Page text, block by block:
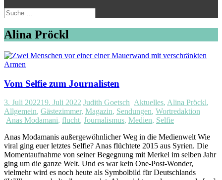
Suche
nach:
Alina Pröckl
Vom Selfie zum Journalisten
3. Juli 202219. Juli 2022 Judith Goetsch Aktuelles, Alina Pröckl,
Allgemein, Gästezimmer, Magazin, Sendungen, Wortredaktion
Anas Modamani, flucht, Journalismus, Medien, Selfie
Anas Modamanis außergewöhnlicher Weg in die Medienwelt Wie
viral ging euer letztes Selfie? Anas flüchtete 2015 aus Syrien. Die
Momentaufnahme von seiner Begegnung mit Merkel im selben Jahr
ging um die ganze Welt. Und es war kein One-Post-Wonder,
vielmehr wird es noch heute als Symbolbild für Deutschlands